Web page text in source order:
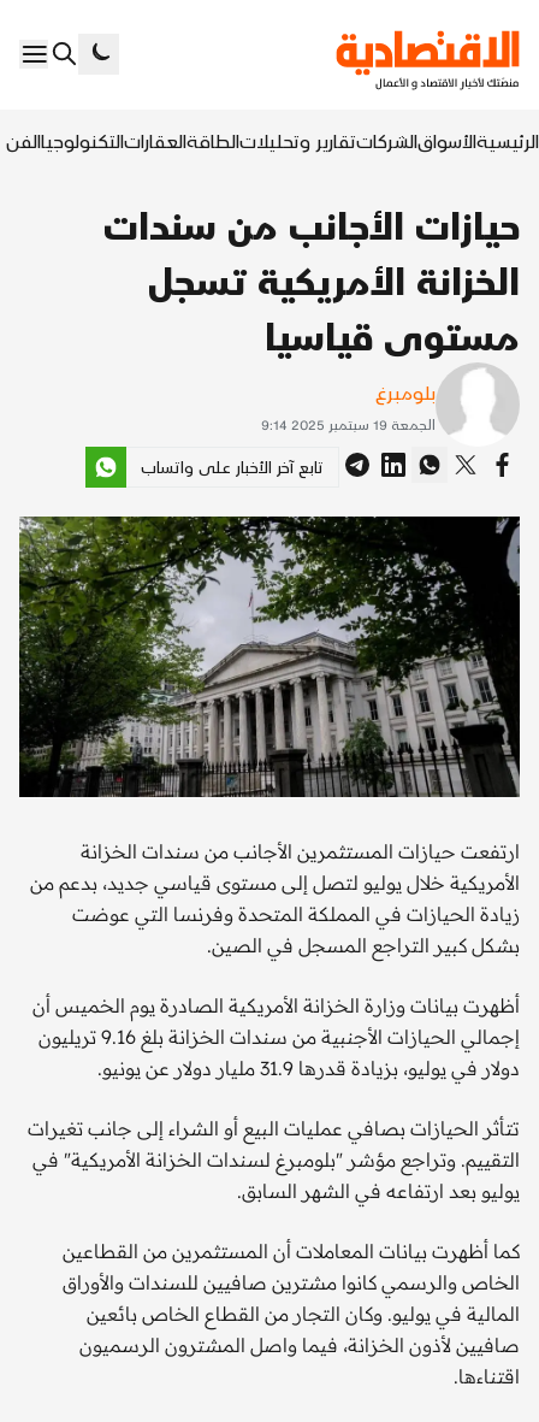
الرئيسيةالأسواقالشركاتتقارير وتحليلاتالطاقةالعقاراتالتكنولوجياالفن
حيازات الأجانب من سندات
الخزانة الأمريكية تسجل
مستوى قياسيا
بلومبرغ
الجمعة 19 سبتمبر 2025 9:14
تابع آخر الأخبار على واتساب
ارتفعت حيازات المستثمرين الأجانب من سندات الخزانة
الأمريكية خلال يوليو لتصل إلى مستوى قياسي جديد، بدعم من
زيادة الحيازات في المملكة المتحدة وفرنسا التي عوضت
بشكل كبير التراجع المسجل في الصين.
أظهرت بيانات وزارة الخزانة الأمريكية الصادرة يوم الخميس أن
إجمالي الحيازات الأجنبية من سندات الخزانة بلغ 9.16 تريليون
دولار في يوليو، بزيادة قدرها 31.9 مليار دولار عن يونيو.
تتأثر الحيازات بصافي عمليات البيع أو الشراء إلى جانب تغيرات
التقييم. وتراجع مؤشر "بلومبرغ لسندات الخزانة الأمريكية" في
يوليو بعد ارتفاعه في الشهر السابق.
كما أظهرت بيانات المعاملات أن المستثمرين من القطاعين
الخاص والرسمي كانوا مشترين صافيين للسندات والأوراق
المالية في يوليو. وكان التجار من القطاع الخاص بائعين
صافيين لأذون الخزانة، فيما واصل المشترون الرسميون
اقتناءها.